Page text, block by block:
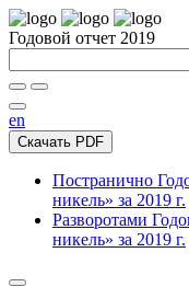
Годовой отчет 2019
en
Скачать PDF
Постранично
никель» за 2019 г.
Разворотами
никель» за 2019 г.